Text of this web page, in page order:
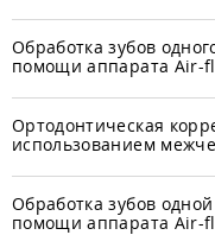
Обработка зубов
помощи аппарата Air-
Ортодонтическая
использованием
Обработка зубов
помощи аппарата Air-